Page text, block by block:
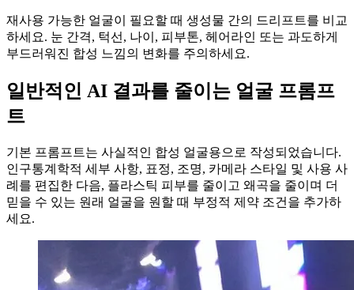
재사용 가능한 얼굴이 필요할 때 생성물 간의 드리프트를 비교
하세요. 눈 간격, 턱선, 나이, 피부톤, 헤어라인 또는 과도하게
부드러워진 합성 느낌의 변화를 주의하세요.
일반적인 AI 결과를 줄이는 얼굴 프롬프
트
기본 프롬프트는 사실적인 합성 얼굴용으로 작성되었습니다.
인구통계학적 세부 사항, 표정, 조명, 카메라 스타일 및 사용 사
례를 편집한 다음, 플라스틱 피부를 줄이고 왜곡을 줄이며 더
믿을 수 있는 원래 얼굴을 원할 때 부정적 제약 조건을 추가하
세요.